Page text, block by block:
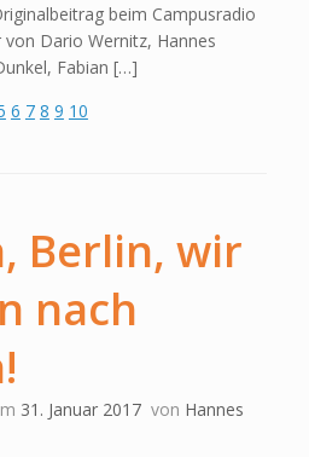
beim Campusradio
von Dario Wernitz, Hannes
Fabian […]
6 7 8 9 10
Berlin, wir
nach
31. Januar 2017 von Hannes